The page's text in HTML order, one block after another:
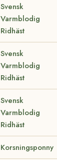
Svensk
Varmblodig
Ridhäst
Svensk
Varmblodig
Ridhäst
Svensk
Varmblodig
Ridhäst
Korsningsponny